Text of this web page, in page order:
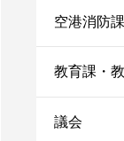
空港消防課
教育課・
議会